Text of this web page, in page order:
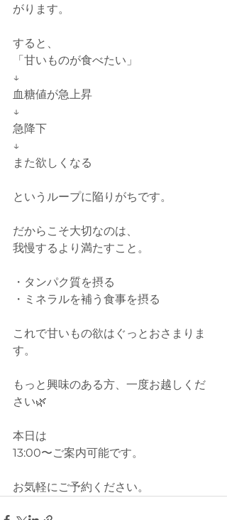
がります。
すると、
「甘いものが食べたい」
↓
血糖値が急上昇
↓
急降下
↓
また欲しくなる
というループに陥りがちです。
だからこそ大切なのは、
我慢するより満たすこと。
・タンパク質を摂る
・ミネラルを補う食事を摂る
これで甘いもの欲はぐっとおさまりま
す。
もっと興味のある方、一度お越しくだ
さい🌿
本日は
13:00〜ご案内可能です。
お気軽にご予約ください。